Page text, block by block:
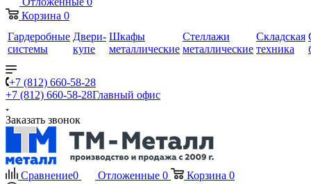
Корзина 0
Гардеробные
системы
Двери-
купе
Шкафы
металлические
Стеллажи
металлические
Складская
техника
+7 (812) 660-58-28
+7 (812) 660-58-28Главный офис
Заказать звонок
Сравнение0 Отложенные 0 Корзина 0